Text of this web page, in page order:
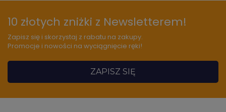
10 złotych zniżki z Newsletterem!
Zapisz się i skorzystaj z rabatu na zakupy.
Promocje i nowości na wyciągnięcie ręki!
ZAPISZ SIĘ